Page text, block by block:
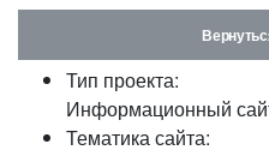
Тип проекта:
Информационный
Тематика сайта: